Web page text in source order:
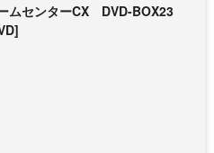
ムセンターCX DVD-BOX23